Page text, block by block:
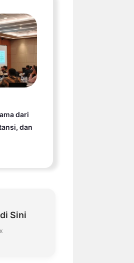
dari
dan
Sini